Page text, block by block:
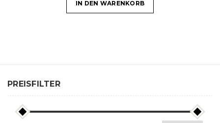
IN DEN WARENKORB
PREISFILTER